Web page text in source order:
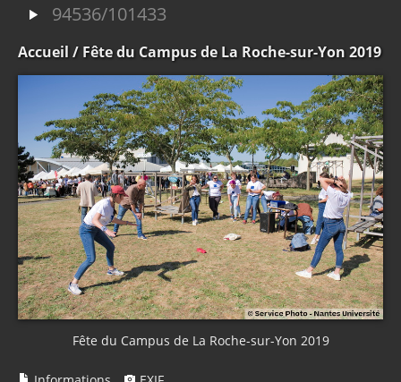
94536/101433
Accueil / Fête du Campus de La Roche-sur-Yon 2019
Fête du Campus de La Roche-sur-Yon 2019